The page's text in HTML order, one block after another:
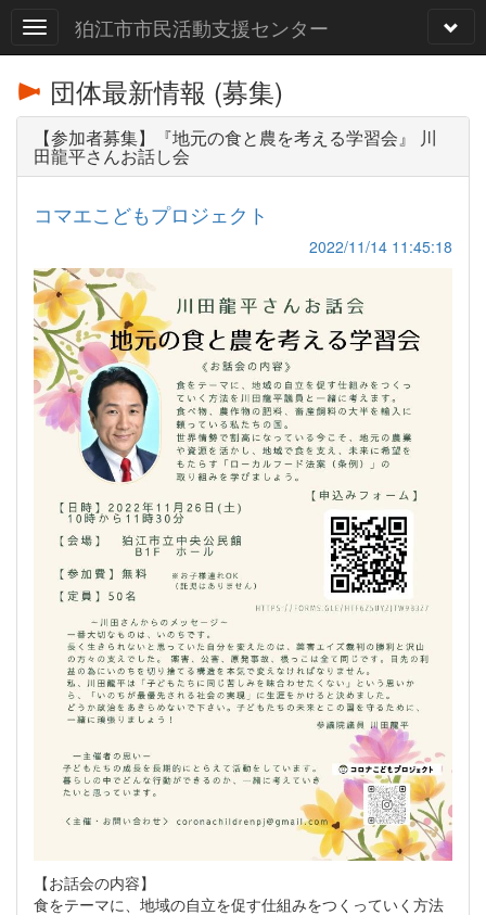
狛江市市民活動支援センター
団体最新情報 (募集)
【参加者募集】『地元の食と農を考える学習会』 川
田龍平さんお話し会
コマエこどもプロジェクト
2022/11/14 11:45:18
【お話会の内容】
食をテーマに、地域の自立を促す仕組みをつくっていく方法